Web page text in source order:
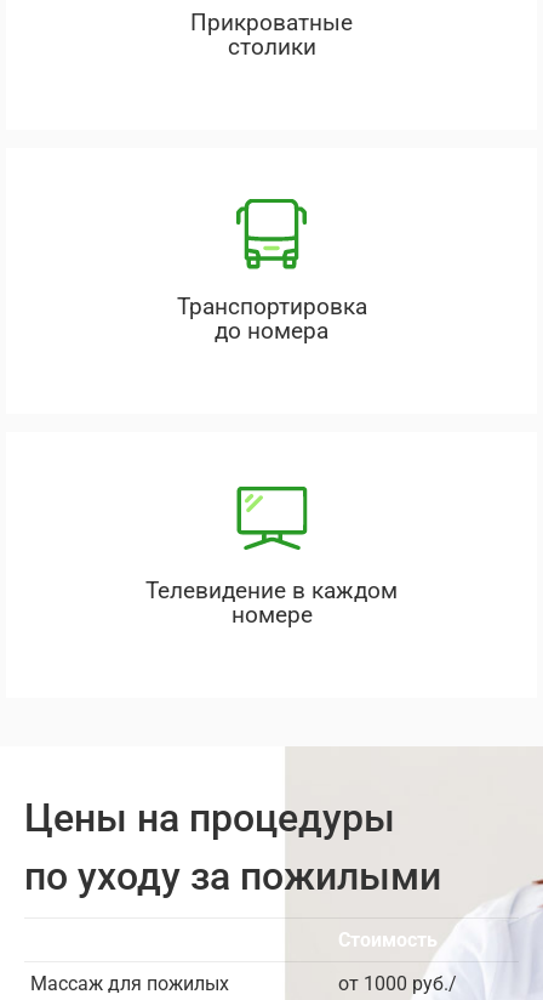
Прикроватные
столики
Транспортировка
до номера
Телевидение в каждом
номере
Цены на процедуры
по уходу за пожилыми
Стоимость
Массаж для пожилых
от 1000 руб./